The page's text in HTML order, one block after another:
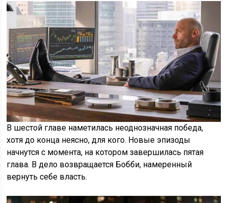
В шестой главе наметилась неоднозначная победа,
хотя до конца неясно, для кого. Новые эпизоды
начнутся с момента, на котором завершилась пятая
глава. В дело возвращается Бобби, намеренный
вернуть себе власть.